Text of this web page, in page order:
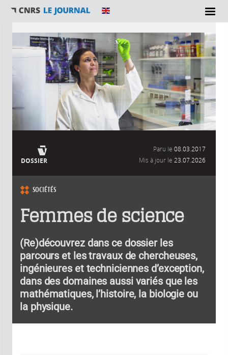
Vous êtes ici
DOSSIER
Paru le 08.03.2017
Mis à jour le 23.07.2026
SOCIÉTÉS
Femmes de science
(Re)découvrez dans ce dossier les
parcours et les travaux de chercheuses,
ingénieures et techniciennes d’exception,
dans des domaines aussi variés que les
mathématiques, l’histoire, la biologie ou
la physique.